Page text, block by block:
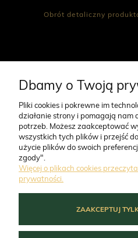
Obrót detaliczny
CO NAS
O
MOJE
Dbamy o Twoją
Pliki cookies i pokrewne im
działanie strony i pomagają nam
potrzeb. Możesz zaakceptować
wszystkich tych plików i przejść
użycie plików do swoich
zgody".
Więcej o plikach cookies
prywatności.
ZAAKCEPTUJ